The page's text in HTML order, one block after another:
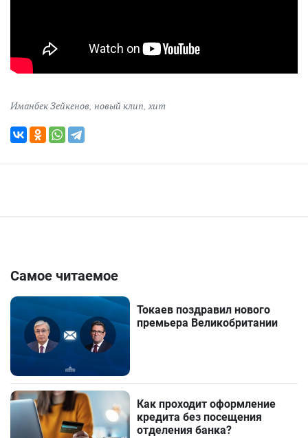
Иманбек Зейкенов, новый клип, хит
Самое читаемое
Токаев поздравил нового
премьера Великобритании
Как проходит оформление
кредита без посещения
отделения банка?